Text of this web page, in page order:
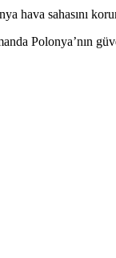
hava sahasını
Polonya’nın